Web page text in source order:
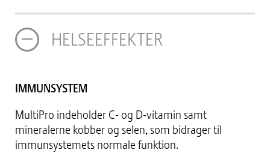
HELSEEFFEKTER
IMMUNSYSTEM
MultiPro indeholder C- og D-vitamin samt
mineralerne kobber og selen, som bidrager til
immunsystemets normale funktion.